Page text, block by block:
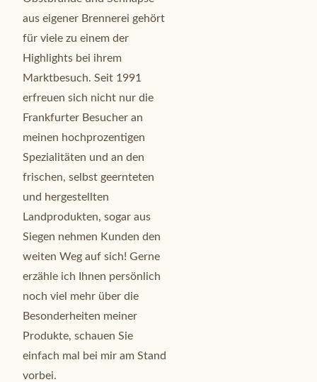
aus eigener Brennerei gehört
für viele zu einem der
Highlights bei ihrem
Marktbesuch. Seit 1991
erfreuen sich nicht nur die
Frankfurter Besucher an
meinen hochprozentigen
Spezialitäten und an den
frischen, selbst geernteten
und hergestellten
Landprodukten, sogar aus
Siegen nehmen Kunden den
weiten Weg auf sich! Gerne
erzähle ich Ihnen persönlich
noch viel mehr über die
Besonderheiten meiner
Produkte, schauen Sie
einfach mal bei mir am Stand
vorbei.